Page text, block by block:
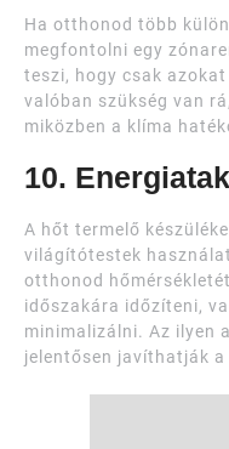
Ha otthonod több
megfontolni egy
teszi, hogy csak
valóban szükség van
miközben a klíma
10.
A hőt termelő
világítótestek
otthonod
időszakára időzíteni,
minimalizálni. Az ilyen
jelentősen javíthatják